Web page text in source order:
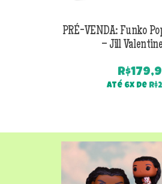
PRÉ-VENDA: Funko
– Jill
R$
Até 6x de R$